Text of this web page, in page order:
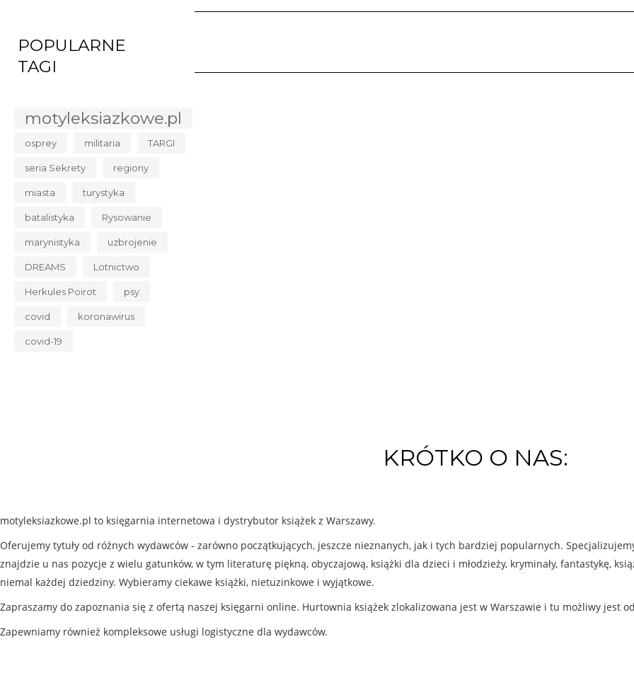
POPULARNE
TAGI
motyleksiazkowe.pl
osprey militaria TARGI
seria Sekrety regiony
miasta turystyka
batalistyka Rysowanie
marynistyka uzbrojenie
DREAMS Lotnictwo
Herkules Poirot psy
covid koronawirus
covid-19
KRÓTKO O NAS:
motyleksiazkowe.pl to księgarnia internetowa i dystrybutor książek z Warszawy.
Oferujemy tytuły od różnych wydawców - zarówno początkujących, jeszcze nieznanych, jak i tych bardziej popularnych.
znajdzie u nas pozycje z wielu gatunków, w tym literaturę piękną, obyczajową, książki dla dzieci i młodzieży, kryminały, fantastykę,
niemal każdej dziedziny. Wybieramy ciekawe książki, nietuzinkowe i wyjątkowe.
Zapraszamy do zapoznania się z ofertą naszej księgarni online. Hurtownia książek zlokalizowana jest w Warszawie i tu możliwy jest
Zapewniamy również kompleksowe usługi logistyczne dla wydawców.